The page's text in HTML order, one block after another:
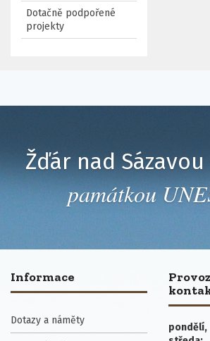
Dotačně podpořené
projekty
Žďár nad Sázavou
památkou
Informace
Dotazy a náměty
pondělí,